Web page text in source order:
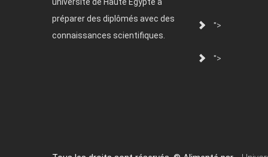
préparer des diplômés avec des
connaissances scientifiques.
">
">